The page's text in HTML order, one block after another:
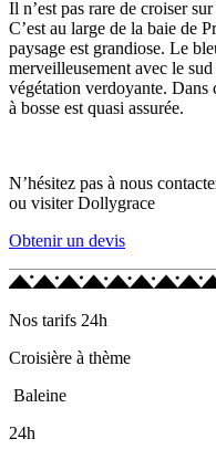
Il n’est pas rare de croiser
C’est au large de la baie de
paysage est grandiose. Le
merveilleusement avec le
végétation verdoyante. Dans
à bosse est quasi assurée.
N’hésitez pas à nous
ou visiter Dollygrace
Obtenir un devis
Nos tarifs 24h
Croisière à thème
Baleine
24h